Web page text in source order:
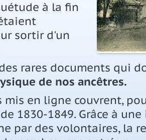
à la fin
sortir d'un
rares documents qui
de nos ancêtres.
mis en ligne couvrent,
1830-1849. Grâce à
par des volontaires, la